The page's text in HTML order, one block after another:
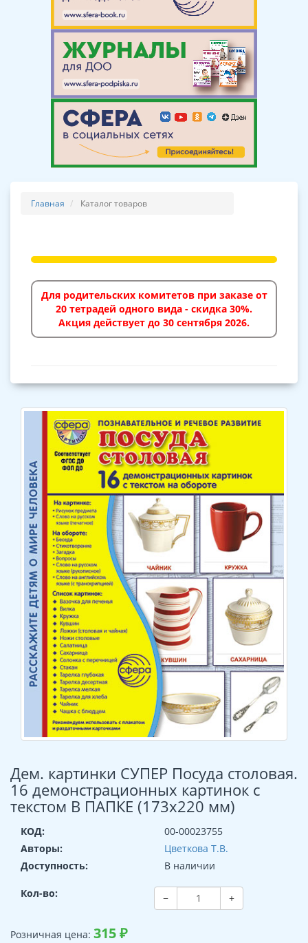
Главная Каталог товаров
Для родительских комитетов при заказе от
20 тетрадей одного вида - скидка 30%.
Акция действует до 30 сентября 2026.
Дем. картинки СУПЕР Посуда столовая.
16 демонстрационных картинок с
текстом В ПАПКЕ (173х220 мм)
КОД:
00-00023755
Авторы:
Цветкова Т.В.
Доступность:
В наличии
Кол-во: − +
Розничная цена: 315₽